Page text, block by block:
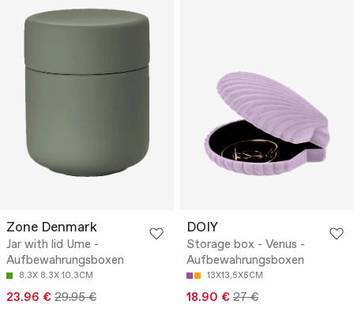
Zone Denmark
Jar with lid Ume -
Aufbewahrungsboxen
8.3X 8.3X 10.3CM
23.96 € 29.95 €
DOIY
Storage box - Venus -
Aufbewahrungsboxen
13X13.5X5CM
18.90 € 27 €